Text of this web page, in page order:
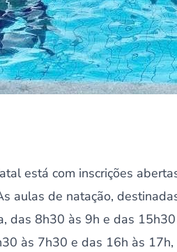
está com inscrições
aulas de natação,
das 8h30 às 9h e das
às 7h30 e das 16h às